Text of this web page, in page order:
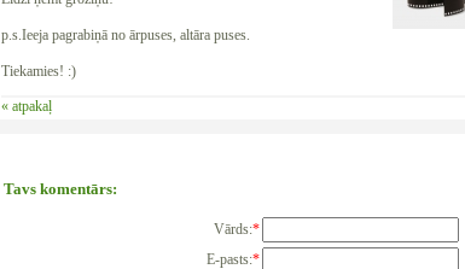
‍p.s.Ieeja pagrabiņā no ārpuses, altāra puses.
‍Tiekamies! :)
« atpakaļ
Tavs komentārs:
Vārds:*
E-pasts:*